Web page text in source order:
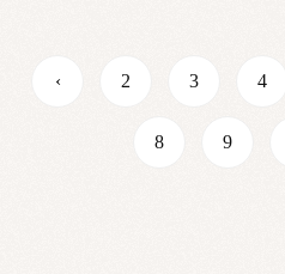
‹ 2 3 4
8 9